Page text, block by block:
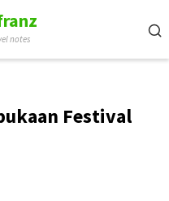
notes
Festival